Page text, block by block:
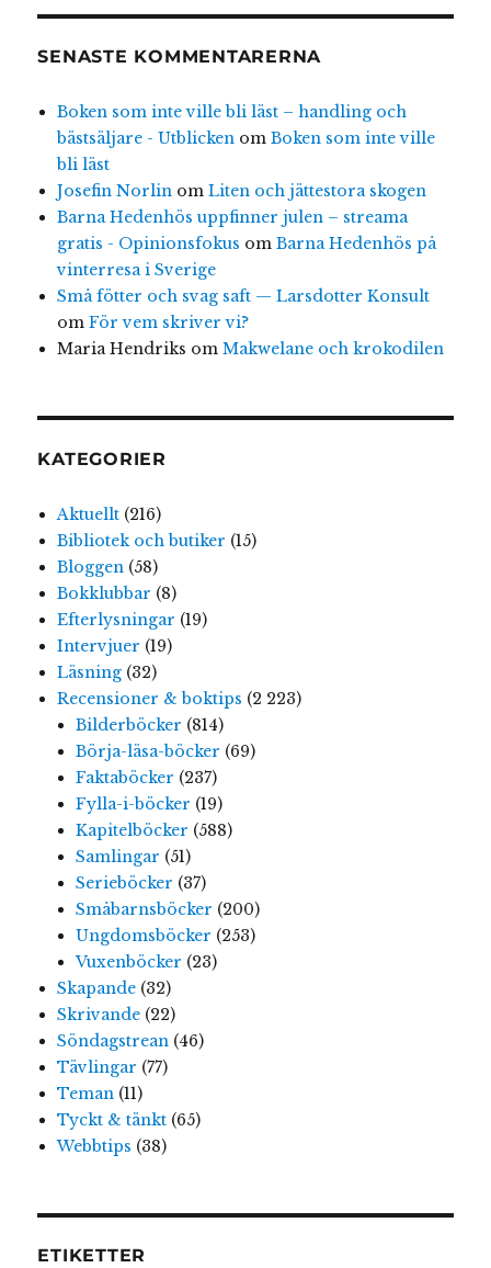
SENASTE KOMMENTARERNA
Boken som inte ville bli läst – handling och
bästsäljare - Utblickenom Boken som inte ville
bli läst
Josefin Norlinom Liten och jättestora skogen
Barna Hedenhös uppfinner julen – streama
gratis - Opinionsfokus om Barna Hedenhös på
vinterresa i Sverige
Små fötter och svag saft — Larsdotter Konsult
om För vem skriver vi?
Maria Hendriks om Makwelane och krokodilen
KATEGORIER
Aktuellt(216)
Bibliotek och butiker (15)
Bloggen (58)
Bokklubbar (8)
Efterlysningar (19)
Intervjuer (19)
Läsning(32)
Recensioner & boktips (2 223)
Bilderböcker (814)
Börja-läsa-böcker (69)
Faktaböcker (237)
Fylla-i-böcker (19)
Kapitelböcker (588)
Samlingar (51)
Serieböcker (37)
Småbarnsböcker (200)
Ungdomsböcker (253)
Vuxenböcker (23)
Skapande(32)
Skrivande(22)
Söndagstrean (46)
Tävlingar (77)
Teman (11)
Tyckt & tänkt(65)
Webbtips (38)
ETIKETTER